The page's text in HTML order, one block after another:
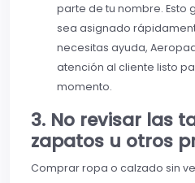
parte de tu nombre. Esto
sea asignado
necesitas ayuda,
atención al cliente listo
momento.
3. No revisar las
zapatos u otros
Comprar ropa o calzado sin